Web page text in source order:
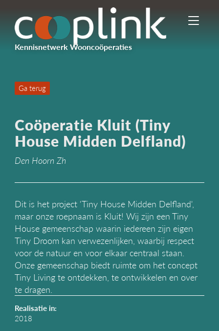
Kennisnetwerk Wooncoöperaties
I
n
v
t
e
Ga terug
Coöperatie Kluit (Tiny
House Midden Delfland)
Den Hoorn Zh
Dit is het project 'Tiny House Midden Delfland',
maar onze roepnaam is Kluit! Wij zijn een Tiny
House gemeenschap waarin iedereen zijn eigen
Tiny Droom kan verwezenlijken, waarbij respect
voor de natuur en voor elkaar centraal staan.
Onze gemeenschap biedt ruimte om het concept
Tiny Living te ontdekken, te ontwikkelen en over
te dragen.
Realisatie in:
2018